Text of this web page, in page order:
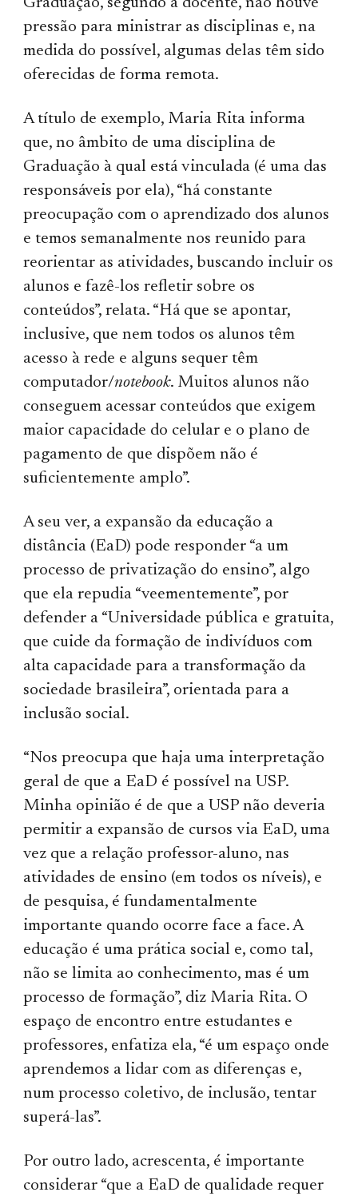
Graduação, segundo a docente, não houve
pressão para ministrar as disciplinas e, na
medida do possível, algumas delas têm sido
oferecidas de forma remota.
A título de exemplo, Maria Rita informa
que, no âmbito de uma disciplina de
Graduação à qual está vinculada (é uma das
responsáveis por ela), “há constante
preocupação com o aprendizado dos alunos
e temos semanalmente nos reunido para
reorientar as atividades, buscando incluir os
alunos e fazê-los refletir sobre os
conteúdos”, relata. “Há que se apontar,
inclusive, que nem todos os alunos têm
acesso à rede e alguns sequer têm
computador/notebook. Muitos alunos não
conseguem acessar conteúdos que exigem
maior capacidade do celular e o plano de
pagamento de que dispõem não é
suficientemente amplo”.
A seu ver, a expansão da educação a
distância (EaD) pode responder “a um
processo de privatização do ensino”, algo
que ela repudia “veementemente”, por
defender a “Universidade pública e gratuita,
que cuide da formação de indivíduos com
alta capacidade para a transformação da
sociedade brasileira”, orientada para a
inclusão social.
“Nos preocupa que haja uma interpretação
geral de que a EaD é possível na USP.
Minha opinião é de que a USP não deveria
permitir a expansão de cursos via EaD, uma
vez que a relação professor-aluno, nas
atividades de ensino (em todos os níveis), e
de pesquisa, é fundamentalmente
importante quando ocorre face a face. A
educação é uma prática social e, como tal,
não se limita ao conhecimento, mas é um
processo de formação”, diz Maria Rita. O
espaço de encontro entre estudantes e
professores, enfatiza ela, “é um espaço onde
aprendemos a lidar com as diferenças e,
num processo coletivo, de inclusão, tentar
superá-las”.
Por outro lado, acrescenta, é importante
considerar “que a EaD de qualidade requer